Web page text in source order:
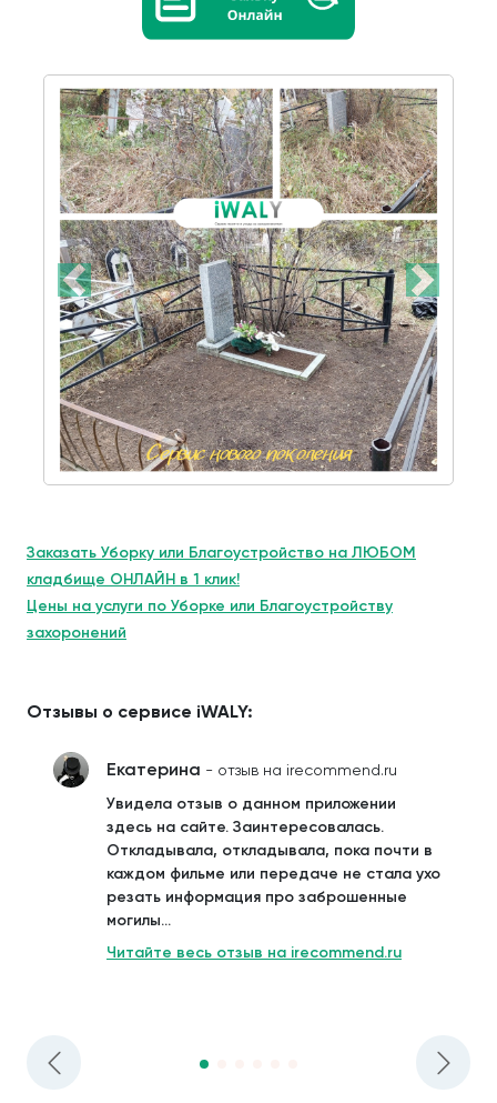
Заказать Уборку или Благоустройство на ЛЮБОМ
кладбище ОНЛАЙН в 1 клик!
Цены на услуги по Уборке или Благоустройству
захоронений
Отзывы о сервисе iWALY:
Екатерина - отзыв на irecommend.ru
Увидела отзыв о данном приложении
здесь на сайте. Заинтересовалась.
Откладывала, откладывала, пока почти в
каждом фильме или передаче не стала ухо
резать информация про заброшенные
могилы...
Читайте весь отзыв на irecommend.ru